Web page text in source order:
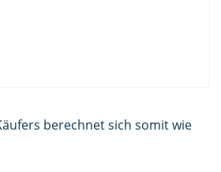
berechnet sich somit wie